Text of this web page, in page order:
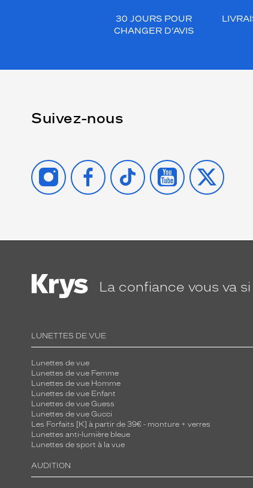
30 JOURS POUR
CHANGER D’AVIS
Suivez-nous
INSTAGRAMFACEBOOK
TIKTOK YOUTUBE
X
La confiance vous va
LUNETTES DE VUE
Lunettes de vue
Lunettes de vue Femme
Lunettes de vue Homme
Lunettes de vue Enfant
Lunettes de vue Guess
Lunettes de vue Gucci
Les Forfaits [K] à partir de 39€ - monture + verres
Lunettes anti-lumière bleue
Lunettes de sport à la vue
AUDITION